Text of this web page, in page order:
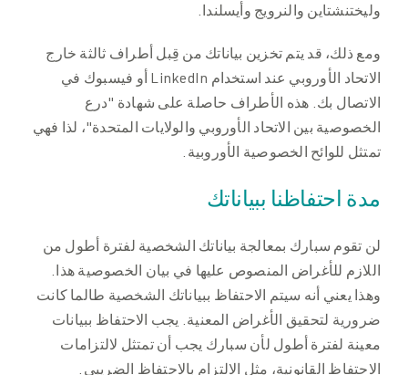
وليختنشتاين والنرويج وأيسلندا.
ومع ذلك، قد يتم تخزين بياناتك من قِبل أطراف ثالثة خارج
الاتحاد الأوروبي عند استخدام LinkedIn أو فيسبوك في
الاتصال بك. هذه الأطراف حاصلة على شهادة "درع
الخصوصية بين الاتحاد الأوروبي والولايات المتحدة"، لذا فهي
تمتثل للوائح الخصوصية الأوروبية.
مدة احتفاظنا ببياناتك
لن تقوم سبارك بمعالجة بياناتك الشخصية لفترة أطول من
اللازم للأغراض المنصوص عليها في بيان الخصوصية هذا.
وهذا يعني أنه سيتم الاحتفاظ ببياناتك الشخصية طالما كانت
ضرورية لتحقيق الأغراض المعنية. يجب الاحتفاظ ببيانات
معينة لفترة أطول لأن سبارك يجب أن تمتثل لالتزامات
الاحتفاظ القانونية، مثل الالتزام بالاحتفاظ الضريبي.